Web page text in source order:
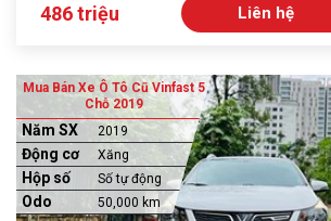
486 triệu Liên hệ
Mua Bán Xe Ô Tô Cũ Vinfast 5
Chỗ 2019
Năm SX 2019
Động cơ Xăng
Hộp số Số tự động
Odo 50,000 km